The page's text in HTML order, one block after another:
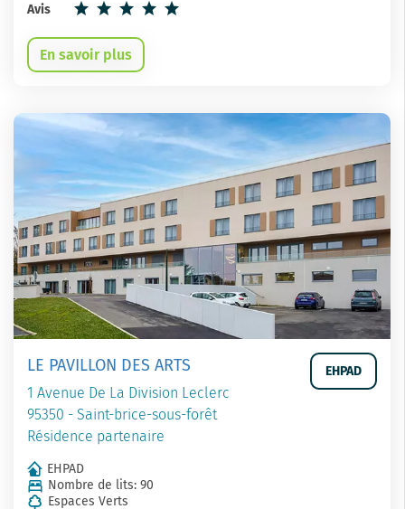
Avis
En savoir plus
LE PAVILLON DES ARTS
1 Avenue De La Division Leclerc
95350 - Saint-brice-sous-forêt
Résidence partenaire
EHPAD
EHPAD
Nombre de lits: 90
Espaces Verts